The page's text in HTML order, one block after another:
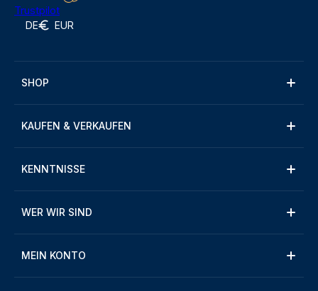
Trustpilot
DE EUR
SHOP
KAUFEN & VERKAUFEN
KENNTNISSE
WER WIR SIND
MEIN KONTO